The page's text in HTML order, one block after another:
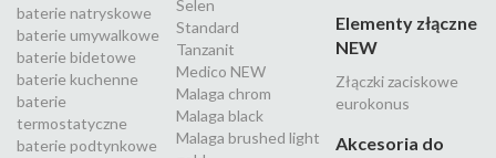
baterie natryskowe
baterie umywalkowe
baterie bidetowe
baterie kuchenne
baterie
termostatyczne
baterie podtynkowe
Selen
Standard
Tanzanit
Medico NEW
Malaga chrom
Malaga black
Malaga brushed light
Elementy złączne
NEW
Złączki zaciskowe
eurokonus
Akcesoria do